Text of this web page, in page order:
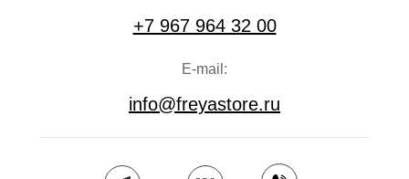
+7 967 964 32 00
E-mail:
info@freyastore.ru